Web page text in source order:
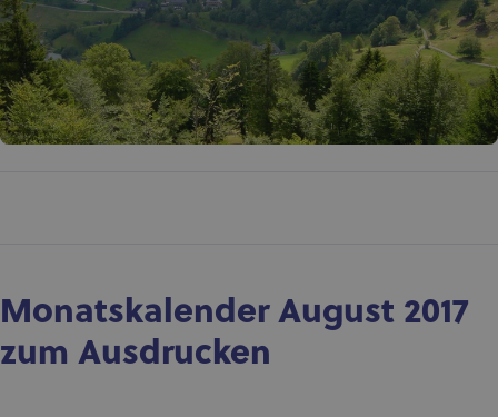
Monatskalender August 2017
zum Ausdrucken